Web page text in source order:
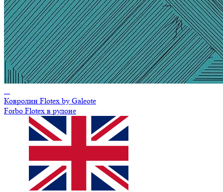
...
Ковролин Flotex by Galeote
Forbo Flotex в рулоне